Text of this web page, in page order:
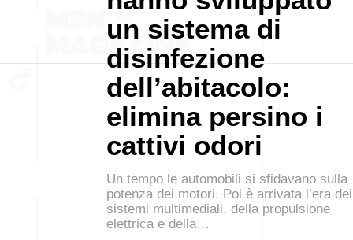
un sistema di
disinfezione
dell’abitacolo:
elimina persino i
cattivi odori
Un tempo le automobili si sfidavano sulla
potenza dei motori. Poi è arrivata l’era dei
sistemi multimediali, della propulsione
elettrica e della…